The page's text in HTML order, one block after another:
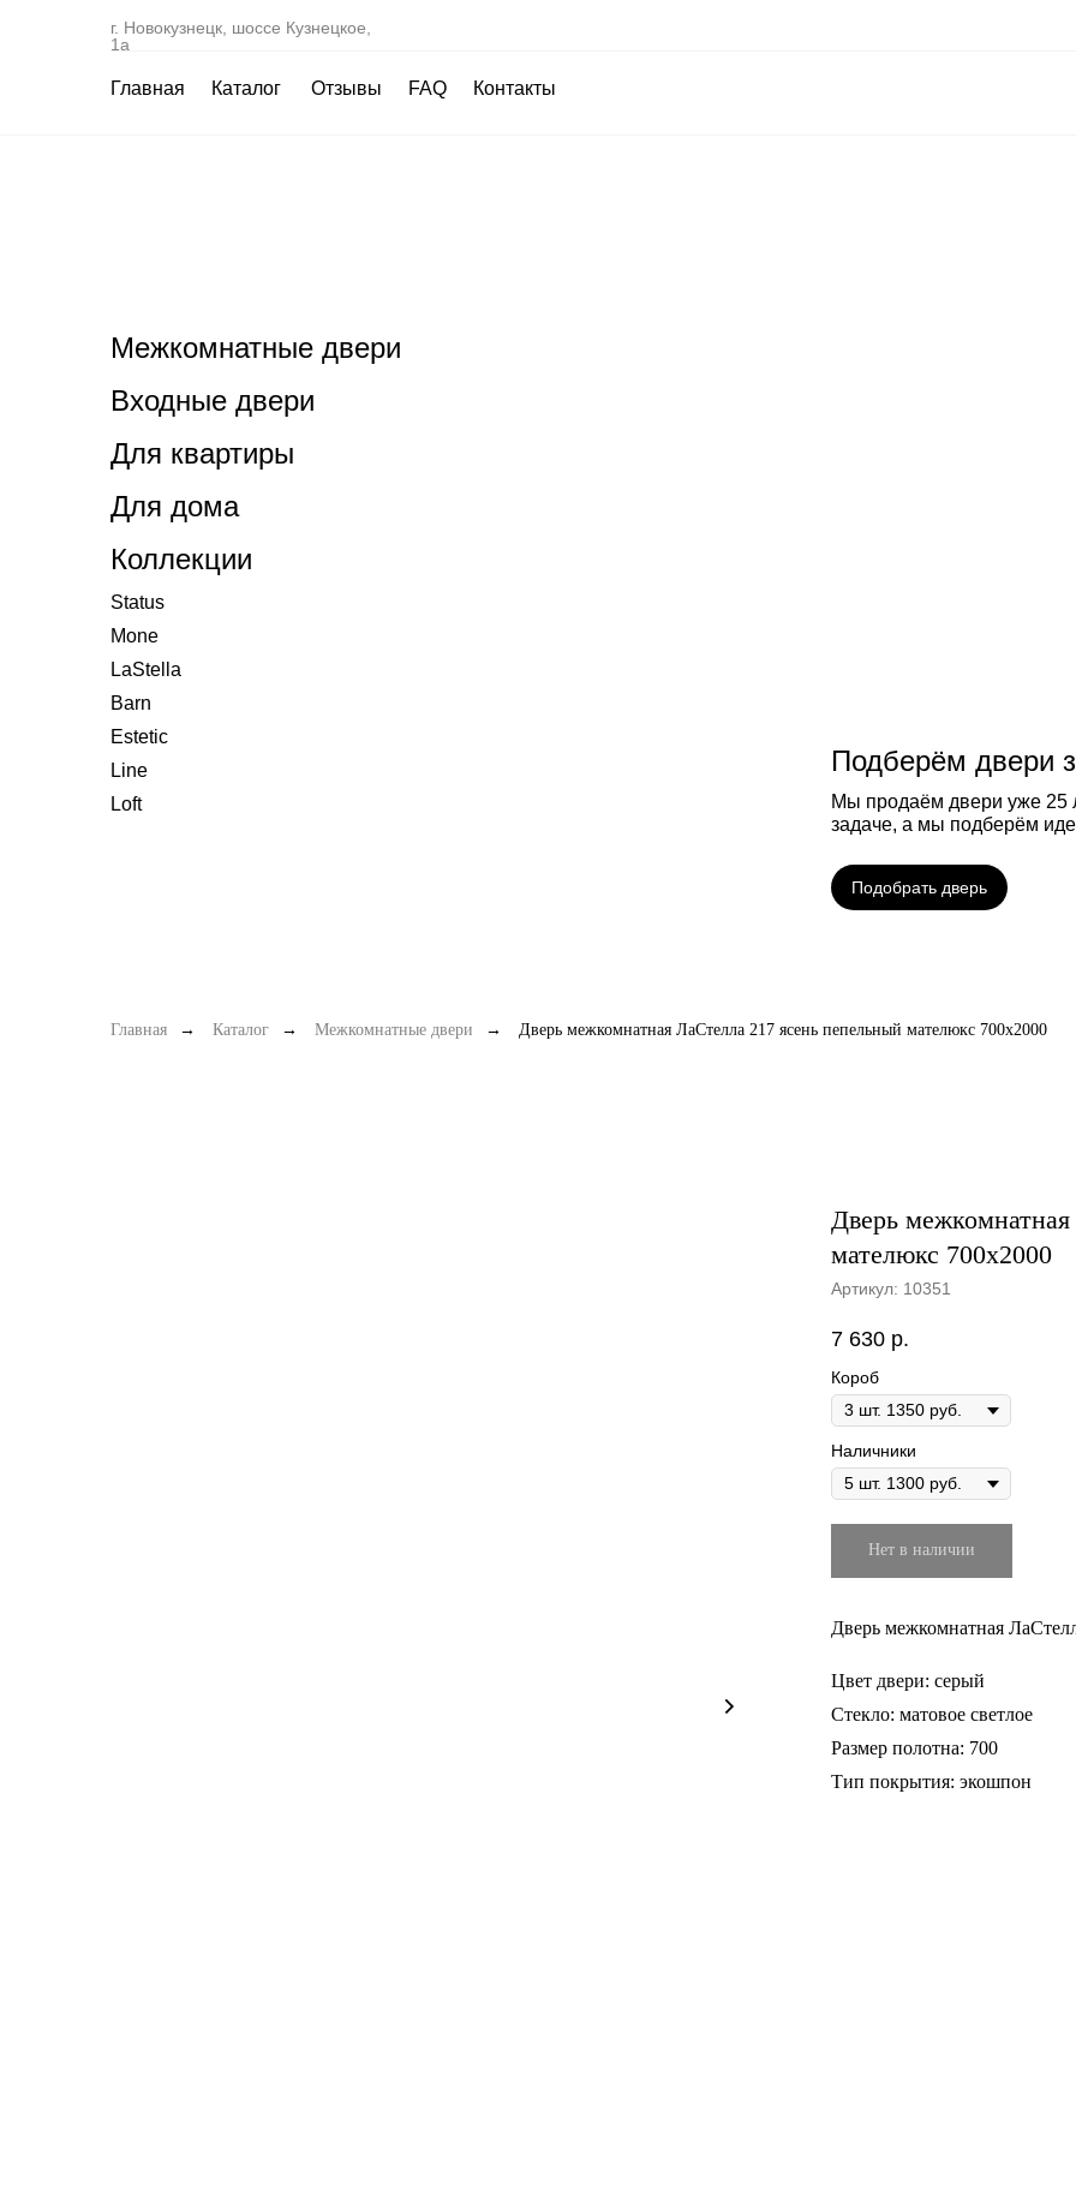
г. Новокузнецк, шоссе Кузнецкое,
1а
Главная Каталог Отзывы FAQ Контакты
Коллекции
Status
Mone
LaStella
Barn
Estetic
Line
Loft
Межкомнатные двери
Входные двери
Подберём двери
Мы продаём двери уже 25
задаче, а мы подберём
Подобрать дверь
Для квартиры
Для дома
Главная → Каталог → Межкомнатные двери → Дверь межкомнатная ЛаСтелла 217 ясень пепельный мателюкс 700х2000
Дверь
мателюкс 700х2000
Артикул: 10351
7 630 р.
Короб
Наличники
Нет в наличии
Дверь межкомнатная
Цвет двери: серый
Стекло: матовое светлое
Размер полотна: 700
Тип покрытия: экошпон